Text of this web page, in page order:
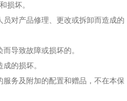
损坏。
对产品修理、更改或拆卸而造成的
导致故障或损坏的。
的损坏。
务及附加的配置和赠品，不在本保